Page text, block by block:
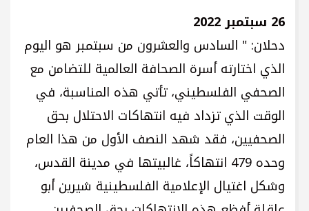
26 سبتمبر 2022
دحلان: " السادس والعشرون من سبتمبر هو اليوم
الذي اختارته أسرة الصحافة العالمية للتضامن مع
الصحفي الفلسطيني، تأتي هذه المناسبة، في
الوقت الذي تزداد فيه انتهاكات الاحتلال بحق
الصحفيين، فقد شهد النصف الأول من هذا العام
وحده 479 انتهاكاً، غالبيتها في مدينة القدس،
وشكل اغتيال الإعلامية الفلسطينية شيرين أبو